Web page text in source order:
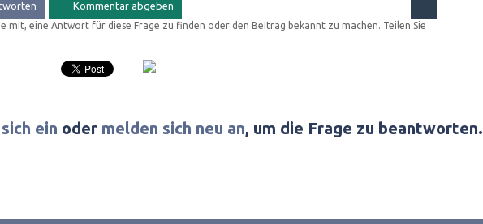
mit, eine Antwort für diese Frage zu finden oder den Beitrag bekannt zu machen. Teilen Sie
ein oder melden sich neu an, um die Frage zu beantworten.